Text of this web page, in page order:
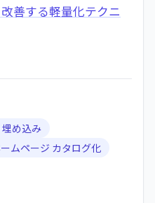
善する軽量化テクニ
埋め込み
ムページ カタログ化